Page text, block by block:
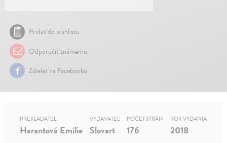
Pridať do wishlistu
Odporučiť známemu
Zdielať na Facebooku
PREKLADATEĽ
Harantová Emílie
VYDAVATEĽ
Slovart
POČET STRÁN
176
ROK VYDANIA
2018